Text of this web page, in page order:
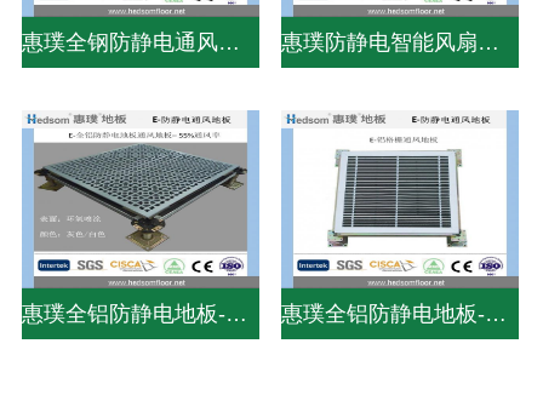
惠璞全钢防静电通风地板-38%通风率 惠璞防静电智能风扇地板-75%通风率
惠璞全铝防静电地板-PVC贴面 惠璞全铝防静电地板-PVC贴面